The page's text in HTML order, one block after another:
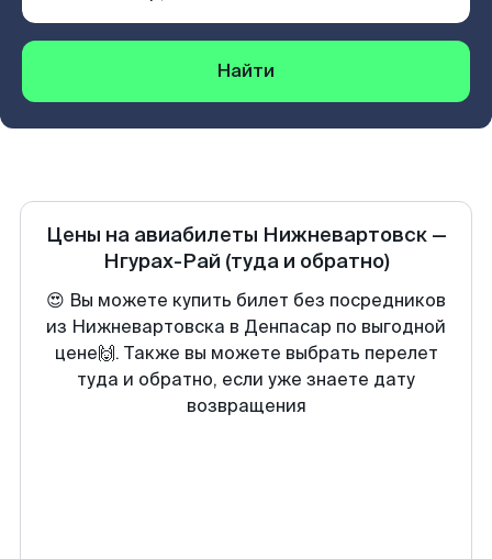
Найти
Цены на авиабилеты Нижневартовск—
Нгурах-Рай (туда и обратно)
😍 Вы можете купить билет без посредников
из Нижневартовска в Денпасар по выгодной
цене🙌. Также вы можете выбрать перелет
туда и обратно, если уже знаете дату
возвращения